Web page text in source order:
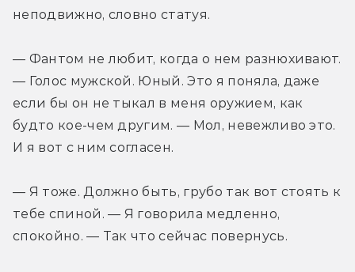
неподвижно, словно статуя.
— Фантом не любит, когда о нем разнюхивают.
— Голос мужской. Юный. Это я поняла, даже
если бы он не тыкал в меня оружием, как
будто кое-чем другим. — Мол, невежливо это.
И я вот с ним согласен.
— Я тоже. Должно быть, грубо так вот стоять к
тебе спиной. — Я говорила медленно,
спокойно. — Так что сейчас повернусь.